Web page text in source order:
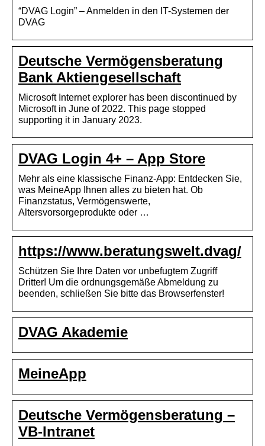
“DVAG Login” – Anmelden in den IT-Systemen der
DVAG
Deutsche Vermögensberatung
Bank Aktiengesellschaft
Microsoft Internet explorer has been discontinued by
Microsoft in June of 2022. This page stopped
supporting it in January 2023.
DVAG Login 4+ – App Store
Mehr als eine klassische Finanz-App: Entdecken Sie,
was MeineApp Ihnen alles zu bieten hat. Ob
Finanzstatus, Vermögenswerte,
Altersvorsorgeprodukte oder …
https://www.beratungswelt.dvag/
Schützen Sie Ihre Daten vor unbefugtem Zugriff
Dritter! Um die ordnungsgemäße Abmeldung zu
beenden, schließen Sie bitte das Browserfenster!
DVAG Akademie
MeineApp
Deutsche Vermögensberatung –
VB-Intranet